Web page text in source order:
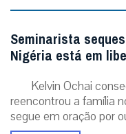
Seminarista
Nigéria está em
Kelvin Ochai
reencontrou a família
segue em oração por